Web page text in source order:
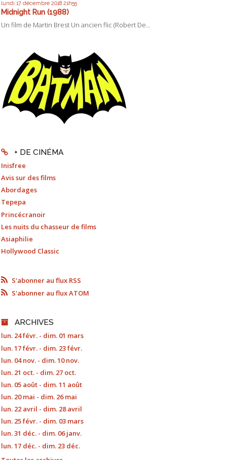
lundi 17 décembre 2018 21h55
Midnight Run (1988)
Un film de Martin Brest Un ancien flic (Robert De...
+ DE CINÉMA
Inisfree
Avis sur des films
Abordages
Tepepa
Princécranoir
Les nuits du chasseur de films
Asiaphilie
Hollywood Classic
S'abonner au flux RSS
S'abonner au flux ATOM
ARCHIVES
lun. 24 févr. - dim. 01 mars
lun. 17 févr. - dim. 23 févr.
lun. 04 nov. - dim. 10 nov.
lun. 21 oct. - dim. 27 oct.
lun. 05 août - dim. 11 août
lun. 20 mai - dim. 26 mai
lun. 22 avril - dim. 28 avril
lun. 25 févr. - dim. 03 mars
lun. 31 déc. - dim. 06 janv.
lun. 17 déc. - dim. 23 déc.